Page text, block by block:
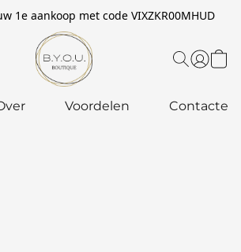
1e aankoop met code VIXZKR00MHUD
Voordelen